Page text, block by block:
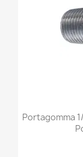
Portagomma